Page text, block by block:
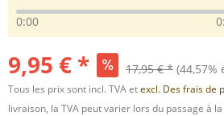
0:00
9,95 € * 17,95 € * (44,57%
Tous les prix sont incl. TVA etexcl. Des frais de
livraison, la TVA peut varier lors du passage à la